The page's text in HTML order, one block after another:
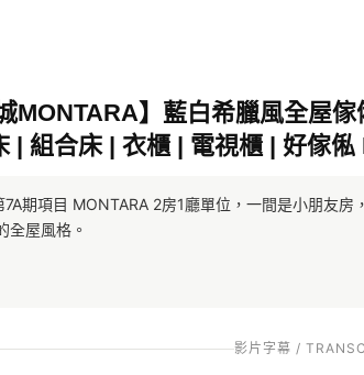
MONTARA】藍白希臘風全屋
| 組合床 | 衣櫃 | 電視櫃 | 好傢
7A期項目 MONTARA 2房1廳單位，一間是小朋友
全屋風格。
類似卡座的造型，下面是櫃桶可以儲物，又是一張
影片字幕 /